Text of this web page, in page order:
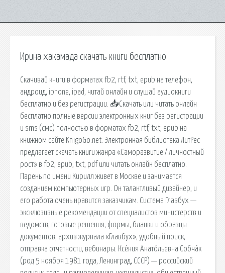
Ирина хакамада скачать книги бесплатно
Скачивай книги в форматах fb2, rtf, txt, epub на телефон,
андроид, iphone, ipad, читай онлайн и слушай аудиокниги
бесплатно и без регистрации. 📥Скачать или читать онлайн
бесплатно полные версии электронных книг без регистрации
и sms (смс) полностью в форматах fb2, rtf, txt, epub на
книжном сайте KnigoGo.net. Электронная библиотека ЛитРес
предлагает скачать книги жанра «Саморазвитие / личностный
рост» в fb2, epub, txt, pdf или читать онлайн бесплатно.
Парень по имени Кирилл живет в Москве и занимается
созданием компьютерных игр. Он талантливый дизайнер, и
его работа очень нравится заказчикам. Система Главбух —
эксклюзивные рекомендации от специалистов министерств и
ведомств, готовые решения, формы, бланки и образцы
документов, архив журнала «Главбух», удобный поиск,
отправка отчетности, вебинары. Ксе́ния Анато́льевна Собча́к
(род.5 ноября 1981 года, Ленинград, СССР) — российский